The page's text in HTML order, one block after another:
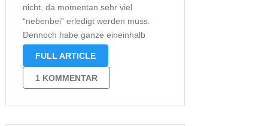
nicht, da momentan sehr viel
“nebenbei” erledigt werden muss.
Dennoch habe ganze eineinhalb
Bücher gelesen. Beendet habe ich
habe ich “Weiblich, Jung, Flexibel”.
Somit habe ich für die nächste Woche
zwei Rezensionen geplant. Zu
FULL ARTICLE
1 KOMMENTAR